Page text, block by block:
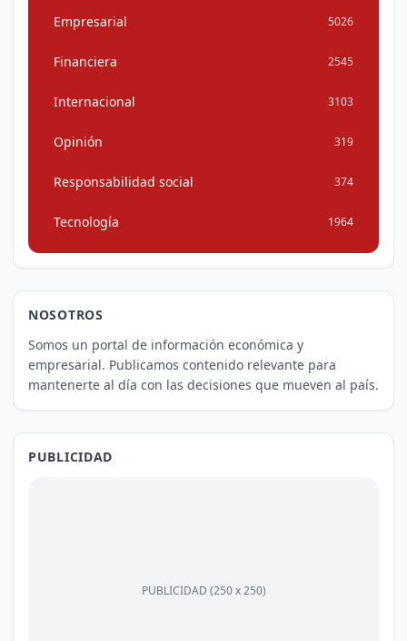
Empresarial 5026
Financiera 2545
Internacional 3103
Opinión 319
Responsabilidad social 374
Tecnología 1964
NOSOTROS
Somos un portal de información económica y
empresarial. Publicamos contenido relevante para
mantenerte al día con las decisiones que mueven al país.
PUBLICIDAD
PUBLICIDAD (250 x 250)